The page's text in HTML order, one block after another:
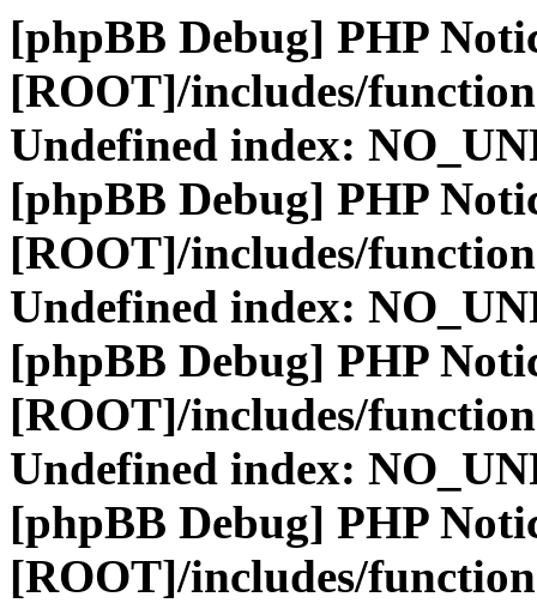
[phpBB Debug] PHP
[ROOT]/includes/
Undefined index:
[phpBB Debug] PHP
[ROOT]/includes/
Undefined index:
[phpBB Debug] PHP
[ROOT]/includes/
Undefined index:
[phpBB Debug] PHP
[ROOT]/includes/